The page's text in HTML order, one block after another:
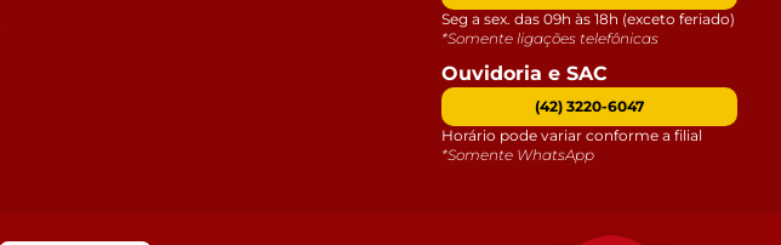
Seg a sex. das 09h às 18h (exceto feriado)
*Somente ligações telefônicas
Ouvidoria e SAC
(42) 3220-6047
Horário pode variar conforme a filial
*Somente WhatsApp